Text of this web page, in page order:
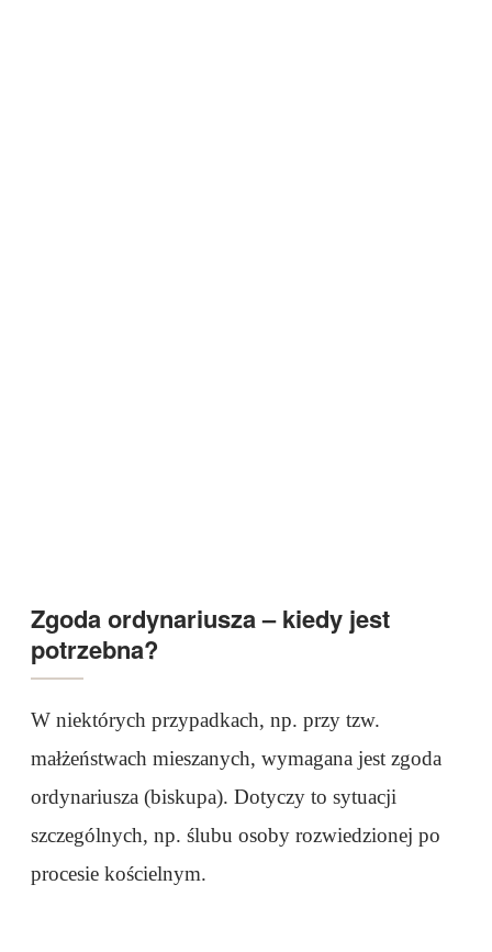
Zgoda ordynariusza – kiedy jest
potrzebna?
W niektórych przypadkach, np. przy tzw.
małżeństwach mieszanych, wymagana jest zgoda
ordynariusza (biskupa). Dotyczy to sytuacji
szczególnych, np. ślubu osoby rozwiedzionej po
procesie kościelnym.